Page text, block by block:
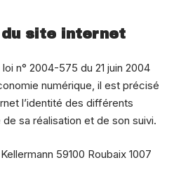
site internet
n° 2004-575 du 21 juin 2004
numérique, il est précisé
l’identité des différents
sa réalisation et de son suivi.
59100 Roubaix 1007